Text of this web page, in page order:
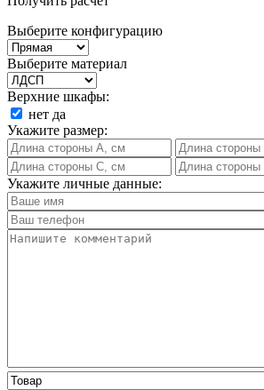
Выберите конфигурацию
Выберите материал
Верхние шкафы:
нет да
Укажите размер:
Укажите личные данные: